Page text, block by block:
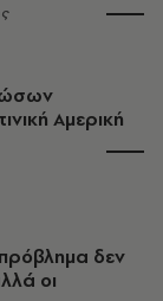
Αμερική
δεν
οι